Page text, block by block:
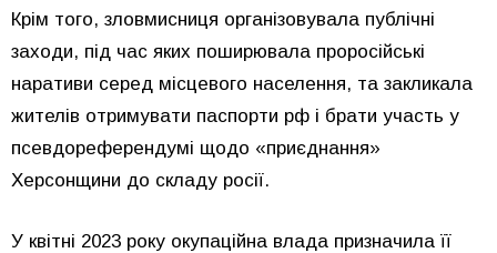
Крім того, зловмисниця організовувала публічні
заходи, під час яких поширювала проросійські
наративи серед місцевого населення, та закликала
жителів отримувати паспорти рф і брати участь у
псевдореферендумі щодо «приєднання»
Херсонщини до складу росії.
У квітні 2023 року окупаційна влада призначила її